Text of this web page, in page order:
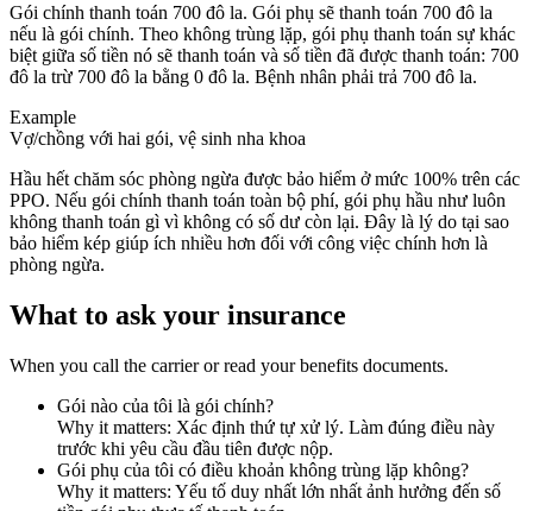
Gói chính thanh toán 700 đô la. Gói phụ sẽ thanh toán 700 đô la
nếu là gói chính. Theo không trùng lặp, gói phụ thanh toán sự khác
biệt giữa số tiền nó sẽ thanh toán và số tiền đã được thanh toán: 700
đô la trừ 700 đô la bằng 0 đô la. Bệnh nhân phải trả 700 đô la.
Example
Vợ/chồng với hai gói, vệ sinh nha khoa
Hầu hết chăm sóc phòng ngừa được bảo hiểm ở mức 100% trên các
PPO. Nếu gói chính thanh toán toàn bộ phí, gói phụ hầu như luôn
không thanh toán gì vì không có số dư còn lại. Đây là lý do tại sao
bảo hiểm kép giúp ích nhiều hơn đối với công việc chính hơn là
phòng ngừa.
What to ask your insurance
When you call the carrier or read your benefits documents.
Gói nào của tôi là gói chính?
Why it matters: Xác định thứ tự xử lý. Làm đúng điều này
trước khi yêu cầu đầu tiên được nộp.
Gói phụ của tôi có điều khoản không trùng lặp không?
Why it matters: Yếu tố duy nhất lớn nhất ảnh hưởng đến số